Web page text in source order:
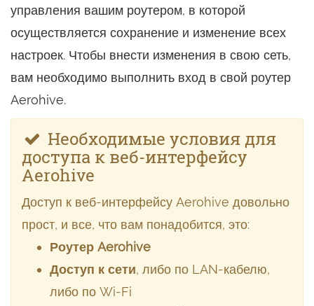
управления вашим роутером, в которой
осуществляется сохранение и изменение всех
настроек. Чтобы внести изменения в свою сеть,
вам необходимо выполнить вход в свой роутер
Aerohive.
Необходимые условия для
доступа к веб-интерфейсу
Aerohive
Доступ к веб-интерфейсу Aerohive довольно
прост, и все, что вам понадобится, это:
Роутер Aerohive
Доступ к сети, либо по LAN-кабелю,
либо по Wi-Fi